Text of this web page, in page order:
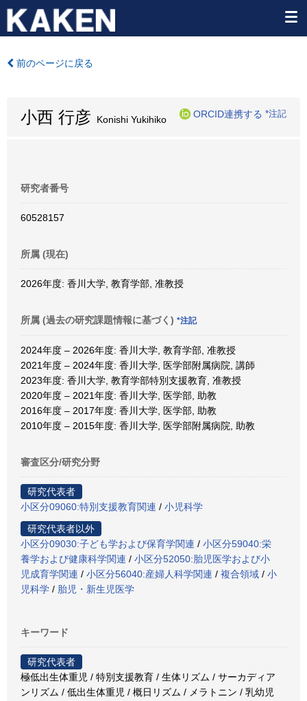
前のページに戻る
小西 行彦 Konishi Yukihiko
ORCID連携する *注記
研究者番号
60528157
所属 (現在)
2026年度: 香川大学, 教育学部, 准教授
所属 (過去の研究課題情報に基づく) *注記
2024年度 – 2026年度: 香川大学, 教育学部, 准教授
2021年度 – 2024年度: 香川大学, 医学部附属病院, 講師
2023年度: 香川大学, 教育学部特別支援教育, 准教授
2020年度 – 2021年度: 香川大学, 医学部, 助教
2016年度 – 2017年度: 香川大学, 医学部, 助教
2010年度 – 2015年度: 香川大学, 医学部附属病院, 助教
審査区分/研究分野
研究代表者
小区分09060:特別支援教育関連 / 小児科学
研究代表者以外
小区分09030:子ども学および保育学関連 / 小区分59040:栄
養学および健康科学関連 / 小区分52050:胎児医学および小
児成育学関連 / 小区分56040:産婦人科学関連 / 複合領域 / 小
児科学 / 胎児・新生児医学
キーワード
研究代表者
極低出生体重児 / 特別支援教育 / 生体リズム / サーカディア
ンリズム / 低出生体重児 / 概日リズム / メラトニン / 乳幼児